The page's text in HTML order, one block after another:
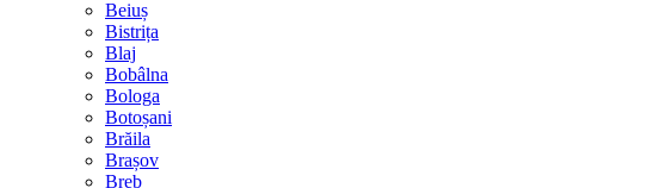
Beiuș
Bistrița
Blaj
Bobâlna
Bologa
Botoșani
Brăila
Brașov
Breb